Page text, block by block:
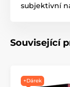
subjektivní
Související
+Dárek